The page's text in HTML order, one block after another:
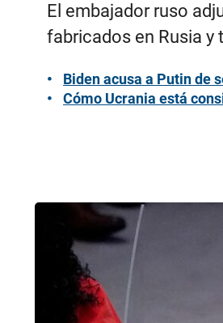
El embajador ruso
fabricados en Rusia y
Biden acusa a Putin de
Cómo Ucrania está